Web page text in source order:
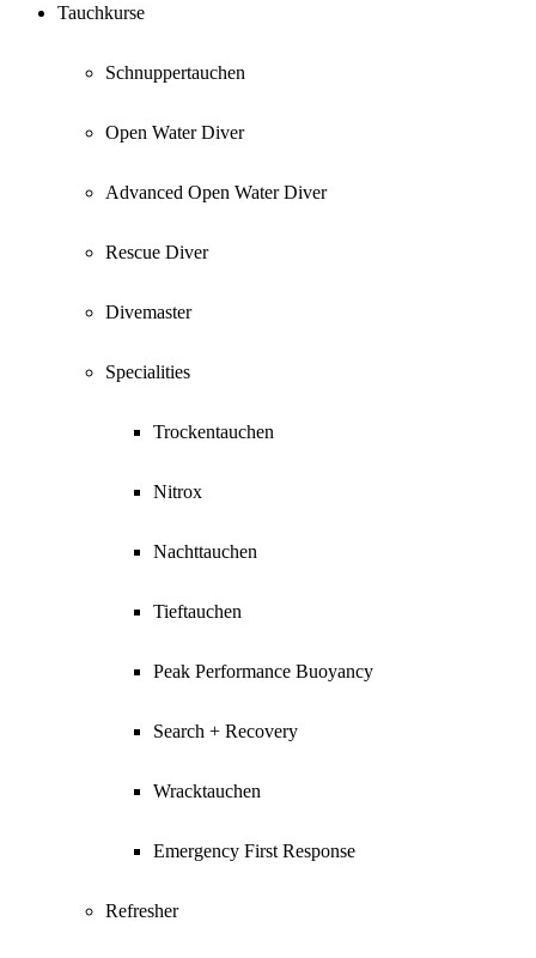
Tauchkurse
Schnuppertauchen
Open Water Diver
Advanced Open Water Diver
Rescue Diver
Divemaster
Specialities
Trockentauchen
Nitrox
Nachttauchen
Tieftauchen
Peak Performance Buoyancy
Search + Recovery
Wracktauchen
Emergency First Response
Refresher